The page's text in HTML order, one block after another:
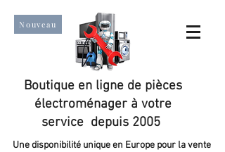
Nouveau
Boutique en ligne de pièces
électroménager à votre
service depuis 2005
Une disponibilité unique en Europe pour la vente